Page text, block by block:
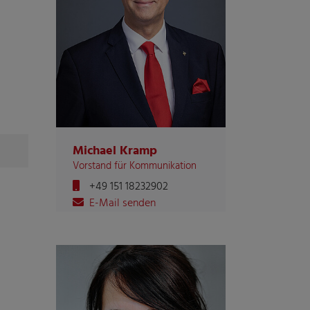
Michael Kramp
Vorstand für Kommunikation
+49 151 18232902
E-Mail senden